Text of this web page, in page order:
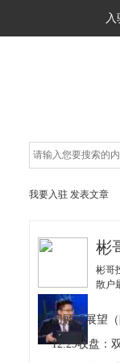
入
我要入驻 发表文章
彬
彬哥
散户
回顾和展望（
12.29收盘：